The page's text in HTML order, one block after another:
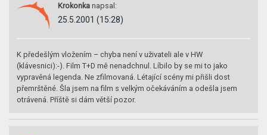
Krokonka napsal:
25.5.2001 (15:28)
K předešlým vložením – chyba není v uživateli ale v HW
(klávesnici):-). Film T+D mě nenadchnul. Líbilo by se mi to jako
vypravěná legenda. Ne zfilmovaná. Létající scény mi přišli dost
přemrštěné. Šla jsem na film s velkým očekáváním a odešla jsem
otrávená. Příště si dám větší pozor.